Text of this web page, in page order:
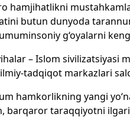
hamjihatlikni
butun dunyoda
g‘oyalarni
– Islom
tadqiqot markazlari
hamkorlikning yangi
barqaror taraqqiyotni